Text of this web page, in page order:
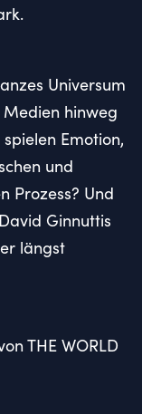
Universum
hinweg
Emotion,
und
Prozess? Und
Ginnuttis
längst
THE WORLD